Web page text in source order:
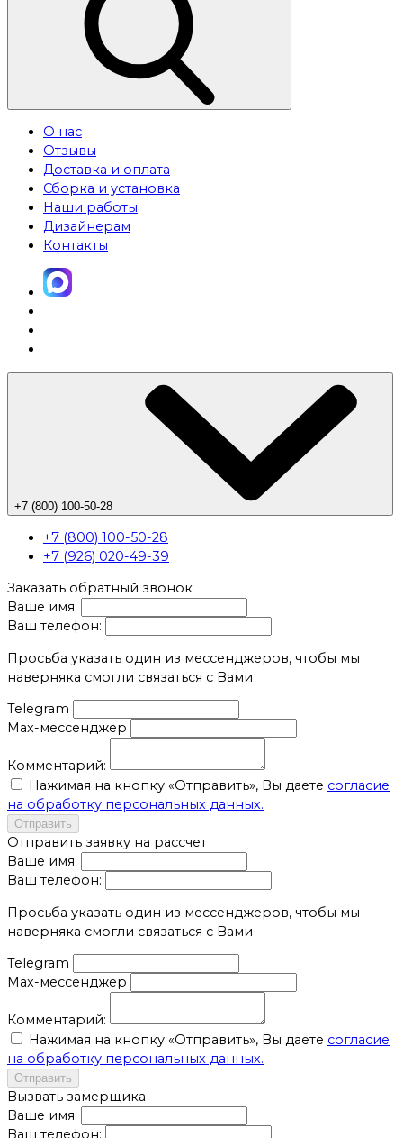
О нас
Отзывы
Доставка и оплата
Сборка и установка
Наши работы
Дизайнерам
Контакты
+7 (800) 100-50-28
+7 (800) 100-50-28
+7 (926) 020-49-39
Заказать обратный звонок
Ваше имя:
Ваш телефон:
Просьба указать один из мессенджеров, чтобы мы
наверняка смогли связаться с Вами
Telegram
Max-мессенджер
Комментарий:
Нажимая на кнопку «Отправить», Вы даете согласие
на обработку персональных данных.
Отправить
Отправить заявку на рассчет
Ваше имя:
Ваш телефон:
Просьба указать один из мессенджеров, чтобы мы
наверняка смогли связаться с Вами
Telegram
Max-мессенджер
Комментарий:
Нажимая на кнопку «Отправить», Вы даете согласие
на обработку персональных данных.
Отправить
Вызвать замерщика
Ваше имя:
Ваш телефон: